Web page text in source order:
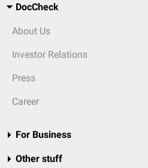
DocCheck
About Us
Investor Relations
Press
Career
For Business
Other stuff